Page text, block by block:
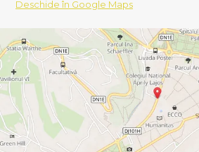
Deschide în Google Maps